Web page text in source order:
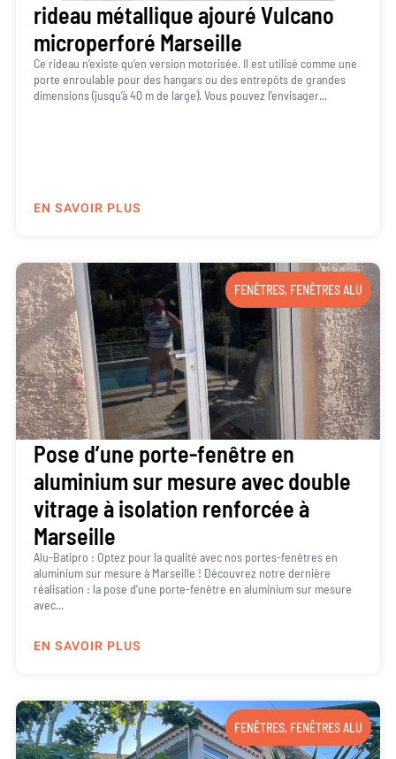
rideau métallique ajouré Vulcano
microperforé Marseille
Ce rideau n’existe qu’en version motorisée. Il est utilisé comme une
porte enroulable pour des hangars ou des entrepôts de grandes
dimensions (jusqu’à 40 m de large). Vous pouvez l’envisager...
EN SAVOIR PLUS
FENÊTRES, FENÊTRES ALU
Pose d’une porte-fenêtre en
aluminium sur mesure avec double
vitrage à isolation renforcée à
Marseille
Alu-Batipro : Optez pour la qualité avec nos portes-fenêtres en
aluminium sur mesure à Marseille ! Découvrez notre dernière
réalisation : la pose d’une porte-fenêtre en aluminium sur mesure
avec...
EN SAVOIR PLUS
FENÊTRES, FENÊTRES ALU